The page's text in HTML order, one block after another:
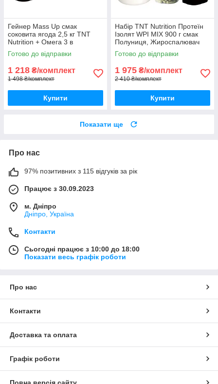
Гейнер Mass Up смак
соковита ягода 2,5 кг TNT
Nutrition + Омега 3 в
подарунок
Готово до відправки
1 218 ₴/комплект
1 498 ₴/комплект
Купити
Набір TNT Nutrition Протеїн
Ізолят WPI MIX 900 г смак
Полуниця, Жироспалювач
Shape Rush, Риб'ячий Жир
Omega-3Корисний
Готово до відправки
1 975 ₴/комплект
2 410 ₴/комплект
Купити
Показати ще
Про нас
97% позитивних з 115 відгуків за рік
Працює з 30.09.2023
м. Дніпро
Дніпро, Україна
Контакти
Сьогодні працює з 10:00 до 18:00
Показати весь графік роботи
Про нас
Контакти
Доставка та оплата
Графік роботи